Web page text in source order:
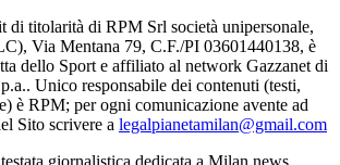
di titolarità di RPM Srl società unipersonale,
Via Mentana 79, C.F./PI 03601440138, è
dello Sport e affiliato al network Gazzanet di
Unico responsabile dei contenuti (testi,
è RPM; per ogni comunicazione avente ad
Sito scrivere a legalpianetamilan@gmail.com
giornalistica dedicata a Milan news,